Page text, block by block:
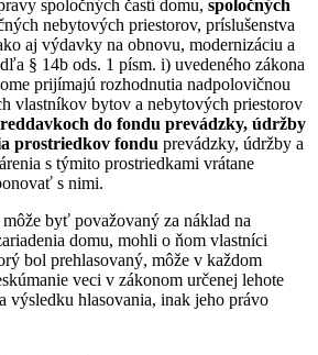
spoločných častí domu, spoločných
nebytových priestorov, príslušenstva
aj výdavky na obnovu, modernizáciu a
§ 14b ods. 1 písm. i) uvedeného zákona
prijímajú rozhodnutia nadpolovičnou
vlastníkov bytov a nebytových priestorov
do fondu prevádzky, údržby
prostriedkov fondu prevádzky, údržby a
s týmito prostriedkami vrátane
s nimi.
byť považovaný za náklad na
domu, mohli o ňom vlastníci
bol prehlasovaný, môže v každom
veci v zákonom určenej lehote
výsledku hlasovania, inak jeho právo